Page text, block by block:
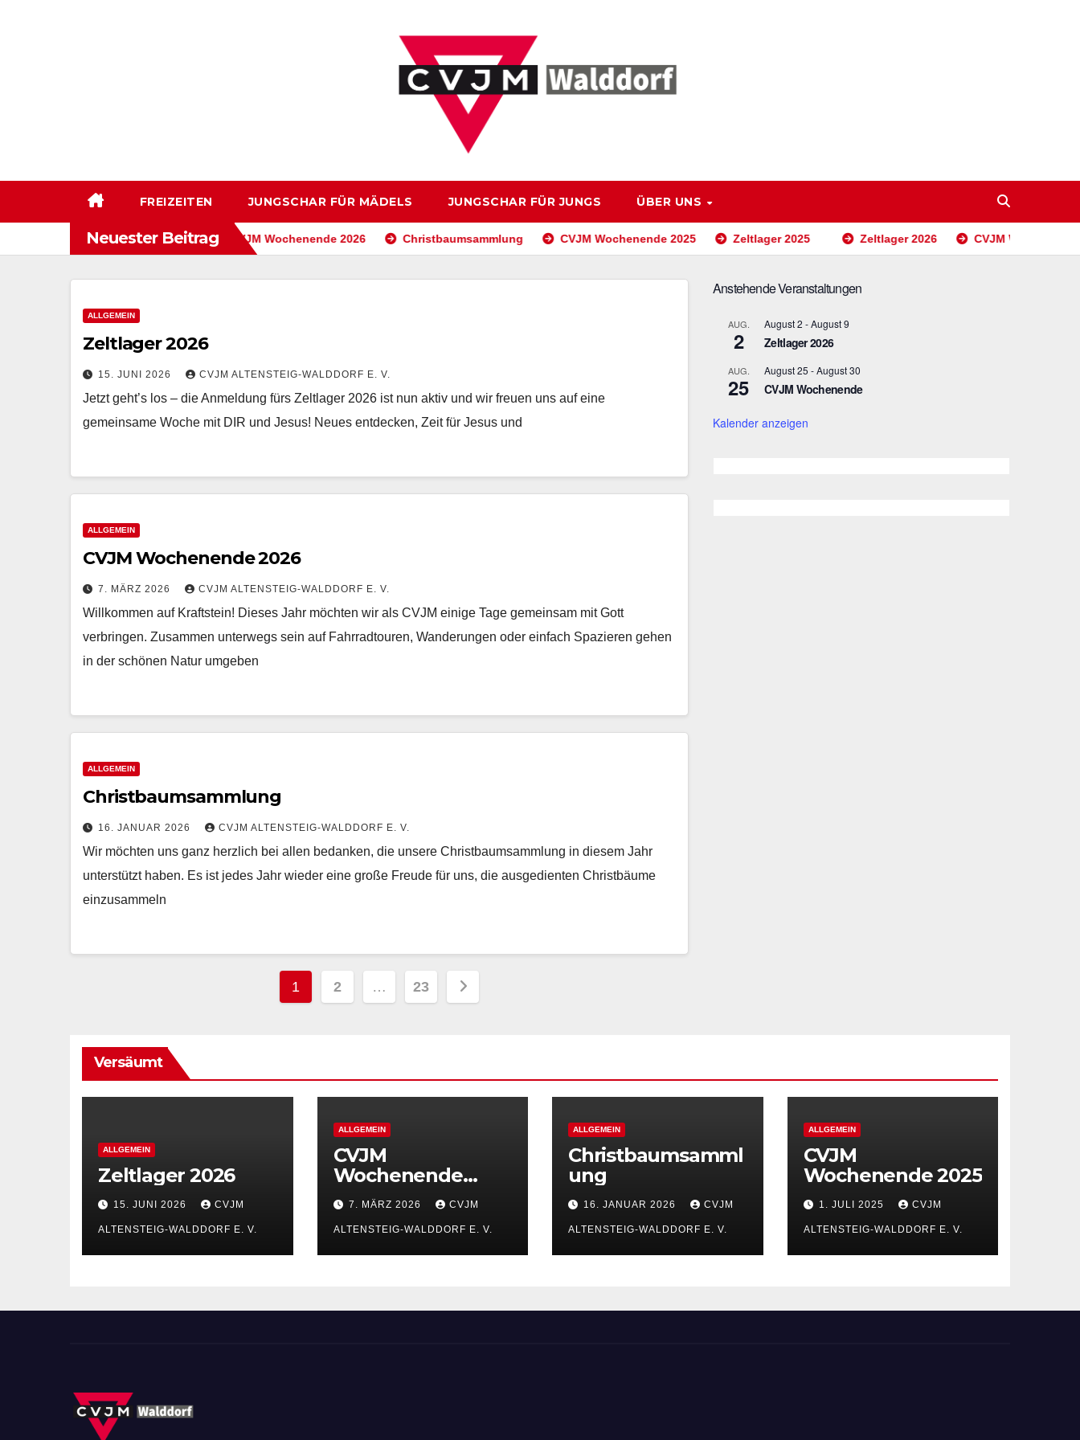
FREIZEITEN JUNGSCHAR FÜR MÄDELS JUNGSCHAR FÜR JUNGS ÜBER UNS
Neuester Beitrag
Zeltlager 2026 CVJM Wochenende 2026 Christbaumsammlung CVJM Wochenende 2025 Zeltlager 2025 Zeltlager 2026 CVJM Wochenende
ALLGEMEIN
Zeltlager 2026
15. JUNI 2026 CVJM ALTENSTEIG-WALDDORF E. V.
Jetzt geht’s los – die Anmeldung fürs Zeltlager 2026 ist nun aktiv und wir freuen uns auf eine
gemeinsame Woche mit DIR und Jesus! Neues entdecken, Zeit für Jesus und
ALLGEMEIN
CVJM Wochenende 2026
7. MÄRZ 2026 CVJM ALTENSTEIG-WALDDORF E. V.
Willkommen auf Kraftstein! Dieses Jahr möchten wir als CVJM einige Tage gemeinsam mit Gott
verbringen. Zusammen unterwegs sein auf Fahrradtouren, Wanderungen oder einfach Spazieren gehen
in der schönen Natur umgeben
ALLGEMEIN
Christbaumsammlung
16. JANUAR 2026 CVJM ALTENSTEIG-WALDDORF E. V.
Wir möchten uns ganz herzlich bei allen bedanken, die unsere Christbaumsammlung in diesem Jahr
unterstützt haben. Es ist jedes Jahr wieder eine große Freude für uns, die ausgedienten Christbäume
einzusammeln
Seitennummerierung
1 2 … 23
Anstehende Veranstaltungen
AUG.
2
August 2 -August 9
Zeltlager 2026
AUG.
25
August 25 -August 30
CVJM Wochenende
Kalender anzeigen
Versäumt
ALLGEMEIN
Zeltlager 2026
15. JUNI 2026 CVJM
ALTENSTEIG-WALDDORF E. V.
ALLGEMEIN
CVJM
Wochenende
2026
7. MÄRZ 2026 CVJM
ALTENSTEIG-WALDDORF E. V.
ALLGEMEIN
Christbaumsamml
ung
16. JANUAR 2026 CVJM
ALTENSTEIG-WALDDORF E. V.
ALLGEMEIN
CVJM
Wochenende 2025
1. JULI 2025 CVJM
ALTENSTEIG-WALDDORF E. V.